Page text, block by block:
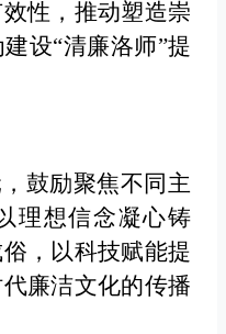
性，推动塑造崇
设“清廉洛师”提
鼓励聚焦不同主
理想信念凝心铸
，以科技赋能提
廉洁文化的传播